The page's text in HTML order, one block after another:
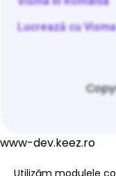
Lucrează cu Visma
www-dev.keez.ro